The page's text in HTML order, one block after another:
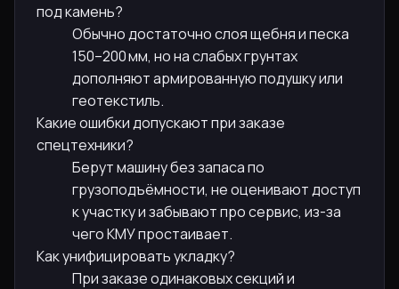
под камень?
Обычно достаточно слоя щебня и песка
150–200 мм, но на слабых грунтах
дополняют армированную подушку или
геотекстиль.
Какие ошибки допускают при заказе
спецтехники?
Берут машину без запаса по
грузоподъёмности, не оценивают доступ
к участку и забывают про сервис, из-за
чего КМУ простаивает.
Как унифицировать укладку?
При заказе одинаковых секций и